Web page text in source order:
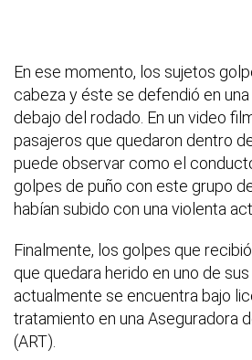
En ese momento, los sujetos
cabeza y éste se defendió en
debajo del rodado. En un video
pasajeros que quedaron dentro
puede observar como el
golpes de puño con este grupo
habían subido con una violenta
Finalmente, los golpes que
que quedara herido en uno de
actualmente se encuentra bajo
tratamiento en una Aseguradora
(ART).